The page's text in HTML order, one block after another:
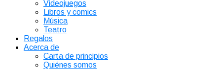
Videojuegos
Libros y comics
Música
Teatro
Regalos
Acerca de
Carta de principios
Quiénes somos